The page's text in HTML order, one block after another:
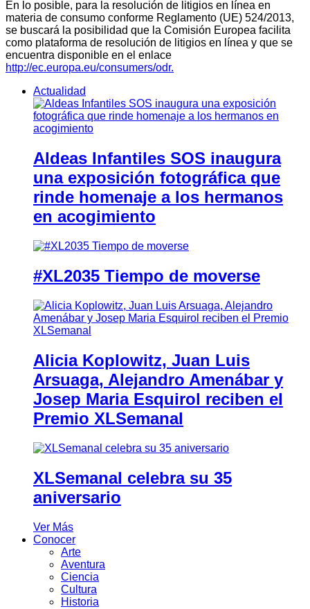
En lo posible, para la resolución de litigios en línea en
materia de consumo conforme Reglamento (UE) 524/2013,
se buscará la posibilidad que la Comisión Europea facilita
como plataforma de resolución de litigios en línea y que se
encuentra disponible en el enlace
http://ec.europa.eu/consumers/odr.
Actualidad
Aldeas Infantiles SOS inaugura
una exposición fotográfica que
rinde homenaje a los hermanos
en acogimiento
#XL2035 Tiempo de moverse
Alicia Koplowitz, Juan Luis
Arsuaga, Alejandro Amenábar y
Josep Maria Esquirol reciben el
Premio XLSemanal
XLSemanal celebra su 35
aniversario
Ver Más
Conocer
Arte
Aventura
Ciencia
Cultura
Historia